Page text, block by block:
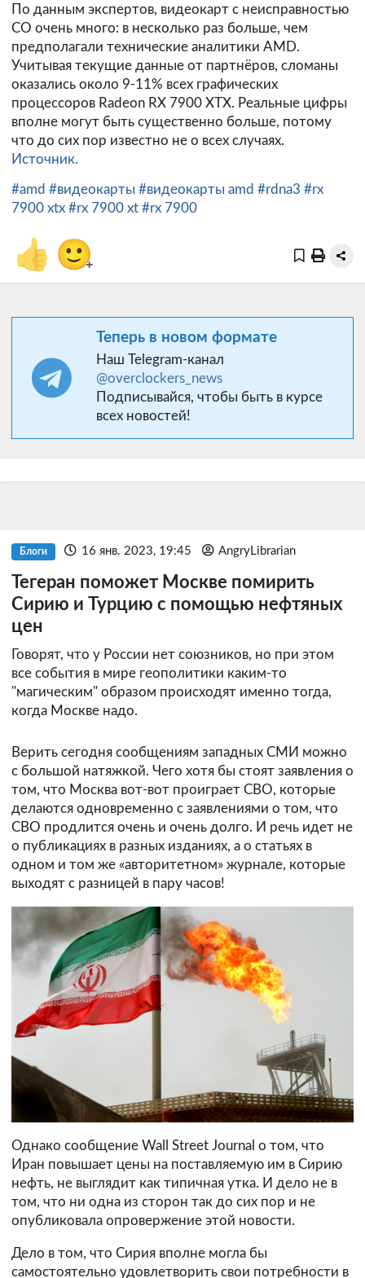
По данным экспертов, видеокарт с неисправностью
СО очень много: в несколько раз больше, чем
предполагали технические аналитики AMD.
Учитывая текущие данные от партнёров, сломаны
оказались около 9-11% всех графических
процессоров Radeon RX 7900 XTX. Реальные цифры
вполне могут быть существенно больше, потому
что до сих пор известно не о всех случаях.
Источник.
#amd #видеокарты #видеокарты amd #rdna3 #rx
7900 xtx #rx 7900 xt #rx 7900
👍 🙂+
Теперь в новом формате
Наш Telegram-канал
@overclockers_news
Подписывайся, чтобы быть в курсе
всех новостей!
Блоги 16 янв. 2023, 19:45 AngryLibrarian
Тегеран поможет Москве помирить
Сирию и Турцию с помощью нефтяных
цен
Говорят, что у России нет союзников, но при этом
все события в мире геополитики каким-то
"магическим" образом происходят именно тогда,
когда Москве надо.
Верить сегодня сообщениям западных СМИ можно
с большой натяжкой. Чего хотя бы стоят заявления о
том, что Москва вот-вот проиграет СВО, которые
делаются одновременно с заявлениями о том, что
СВО продлится очень и очень долго. И речь идет не
о публикациях в разных изданиях, а о статьях в
одном и том же «авторитетном» журнале, которые
выходят с разницей в пару часов!
Однако сообщение Wall Street Journal о том, что
Иран повышает цены на поставляемую им в Сирию
нефть, не выглядит как типичная утка. И дело не в
том, что ни одна из сторон так до сих пор и не
опубликовала опровержение этой новости.
Дело в том, что Сирия вполне могла бы
самостоятельно удовлетворить свои потребности в